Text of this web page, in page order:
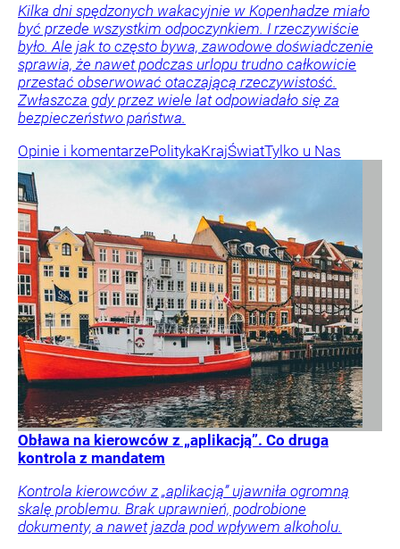
Kilka dni spędzonych wakacyjnie w Kopenhadze miało
być przede wszystkim odpoczynkiem. I rzeczywiście
było. Ale jak to często bywa, zawodowe doświadczenie
sprawia, że nawet podczas urlopu trudno całkowicie
przestać obserwować otaczającą rzeczywistość.
Zwłaszcza gdy przez wiele lat odpowiadało się za
bezpieczeństwo państwa.
Opinie i komentarzePolitykaKrajŚwiatTylko u Nas
Obława na kierowców z „aplikacją”. Co druga
kontrola z mandatem
Kontrola kierowców z „aplikacją” ujawniła ogromną
skalę problemu. Brak uprawnień, podrobione
dokumenty, a nawet jazda pod wpływem alkoholu.